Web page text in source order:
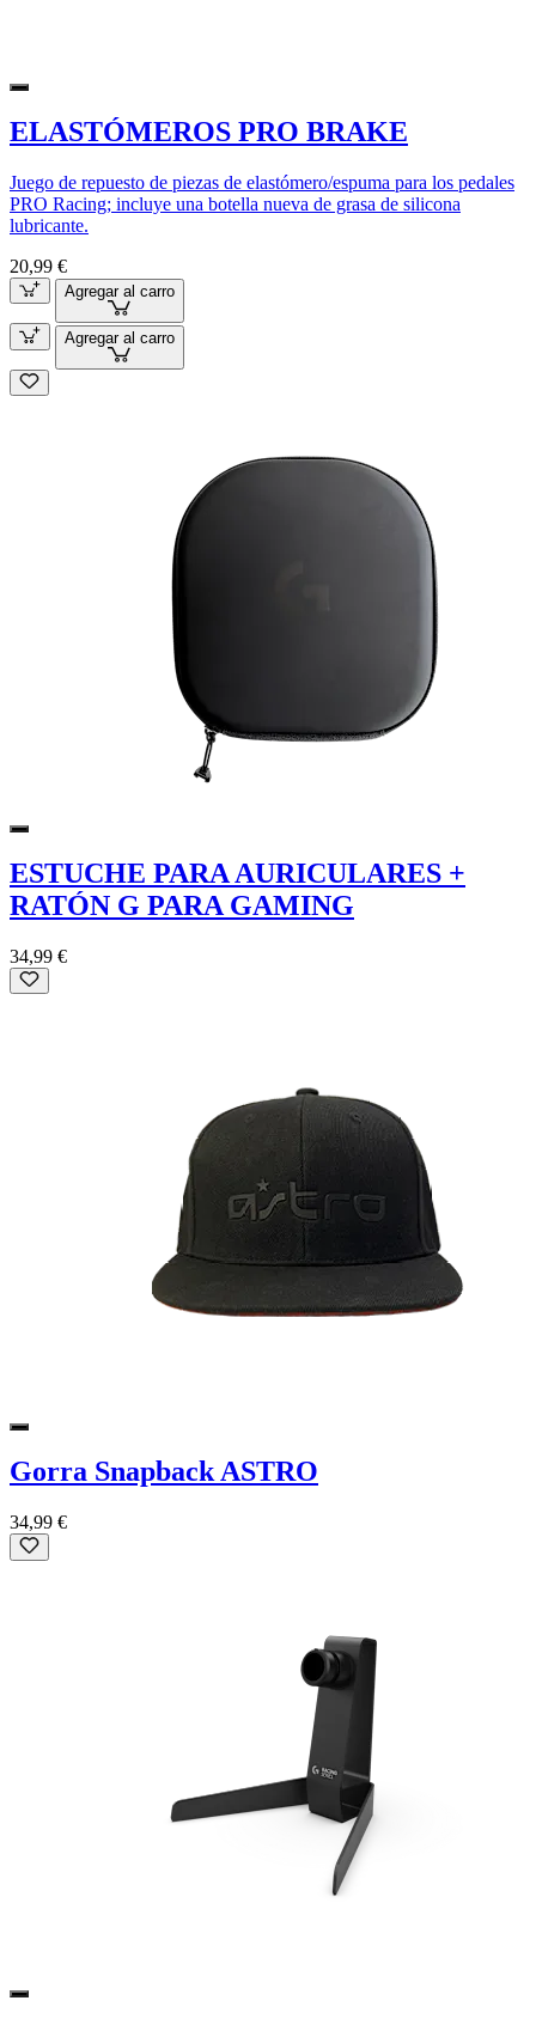
ELASTÓMEROS PRO BRAKE
Juego de repuesto de piezas de elastómero/espuma para los pedales
PRO Racing; incluye una botella nueva de grasa de silicona
lubricante.
20,99 €
Agregar al carro
Agregar al carro
ESTUCHE PARA AURICULARES +
RATÓN G PARA GAMING
34,99 €
Gorra Snapback ASTRO
34,99 €